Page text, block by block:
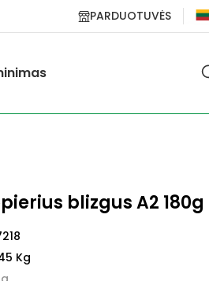
PARDUOTUVĖS
blizgus A2 180g
Kg